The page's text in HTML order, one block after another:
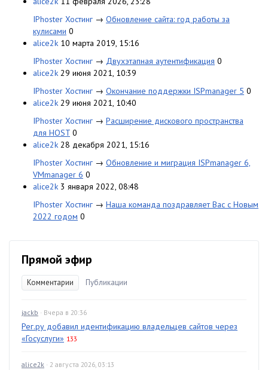
IPhoster Хостинг → Обновление сайта: год работы за
кулисами 0
alice2k 10 марта 2019, 15:16
IPhoster Хостинг → Двухэтапная аутентификация 0
alice2k 29 июня 2021, 10:39
IPhoster Хостинг → Окончание поддержки ISPmanager 5 0
alice2k 29 июня 2021, 10:40
IPhoster Хостинг → Расширение дискового пространства
для HOST 0
alice2k 28 декабря 2021, 15:16
IPhoster Хостинг → Обновление и миграция ISPmanager 6,
VMmanager 6 0
alice2k 3 января 2022, 08:48
IPhoster Хостинг → Наша команда поздравляет Вас с Новым
2022 годом 0
Прямой эфир
Комментарии Публикации
jackb · Вчера в 20:36
Рег.ру добавил идентификацию владельцев сайтов через
«Госуслуги» 133
alice2k · 2 августа 2026, 03:13